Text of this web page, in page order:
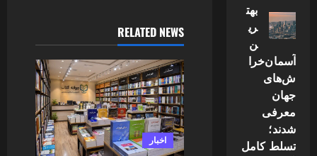
RELATED NEWS
اخبار
بهت
ری
ن
آسمان‌خرا
ش‌های
جهان
معرفی
شدند؛
تسلط کامل